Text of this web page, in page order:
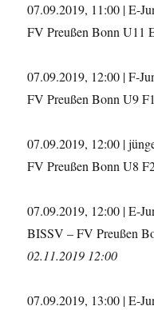
07.09.2019, 11:00 | E-
FV Preußen Bonn U11
07.09.2019, 12:00 | F-
FV Preußen Bonn U9
07.09.2019, 12:00 |
FV Preußen Bonn U8
07.09.2019, 12:00 | E-
BISSV – FV Preußen
02.11.2019 12:00
07.09.2019, 13:00 | E-